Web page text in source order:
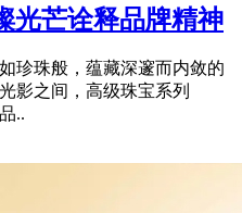
光芒诠释品牌精神
珍珠般，蕴藏深邃而内敛的
影之间，高级珠宝系列
..